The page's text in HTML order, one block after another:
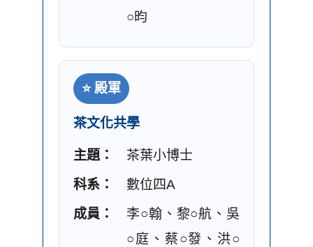
○昀
⭐ 殿軍
茶文化共學
主題：
茶葉小博士
科系：
數位四A
成員：
李○翰、黎○航、吳
○庭、蔡○發、洪○